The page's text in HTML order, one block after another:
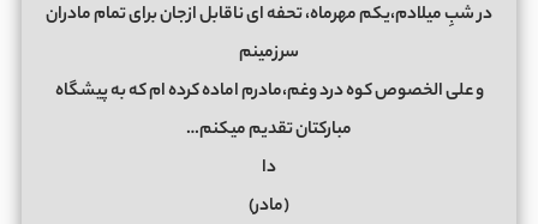
در شبِ میلادم،یکم مهرماه، تحفه ای ناقابل ازجان برای تمام مادران
سرزمینم
و علی الخصوص کوه درد وغم،مادرم اماده کرده ام که به پیشگاه
مبارکتان تقدیم میکنم…
دا
(مادر)